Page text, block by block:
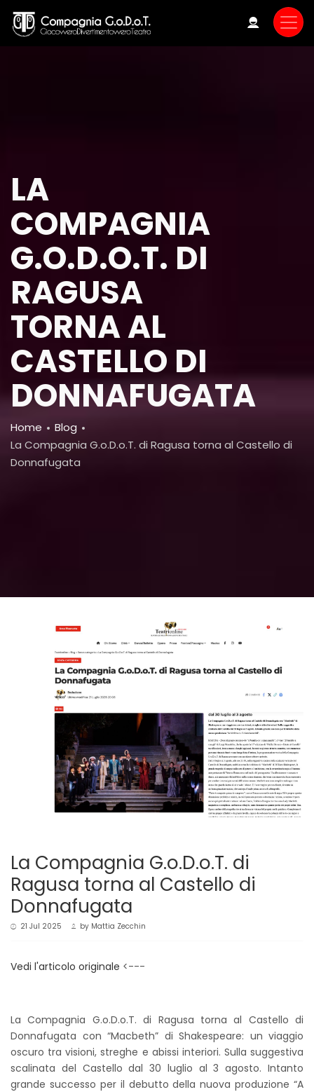
main
LA
COMPAGNIA
G.O.D.O.T. DI
RAGUSA
TORNA AL
CASTELLO DI
DONNAFUGATA
Breadcrumb
Home
Blog
La Compagnia G.o.D.o.T. di Ragusa torna al Castello di
Donnafugata
La Compagnia G.o.D.o.T. di
Ragusa torna al Castello di
Donnafugata
21 Jul 2025 by Mattia Zecchin
Vedi l'articolo originale <---
La Compagnia G.o.D.o.T. di Ragusa torna al Castello di
Donnafugata con “Macbeth” di Shakespeare: un viaggio
oscuro tra visioni, streghe e abissi interiori. Sulla suggestiva
scalinata del Castello dal 30 luglio al 3 agosto. Intanto
grande successo per il debutto della nuova produzione “A